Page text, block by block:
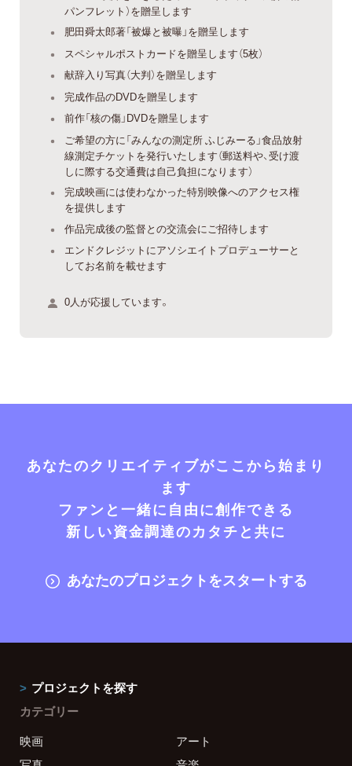
パンフレット）を贈呈します
肥田舜太郎著「被爆と被曝」を贈呈します
スペシャルポストカードを贈呈します（5枚）
献辞入り写真（大判）を贈呈します
完成作品のDVDを贈呈します
前作「核の傷」DVDを贈呈します
ご希望の方に「みんなの測定所 ふじみーる」食品放射
線測定チケットを発行いたします（郵送料や、受け渡
しに際する交通費は自己負担になります）
完成映画には使わなかった特別映像へのアクセス権
を提供します
作品完成後の監督との交流会にご招待します
エンドクレジットにアソシエイトプロデューサーと
してお名前を載せます
0人が応援しています。
あなたのクリエイティブがここから始まり
ます
ファンと一緒に自由に創作できる
新しい資金調達のカタチと共に
あなたのプロジェクトをスタートする
プロジェクトを探す
カテゴリー
映画
アート